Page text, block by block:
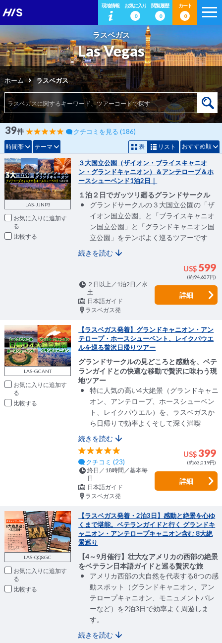
現地情報
お気に入り
0
閲覧履歴
0
カート
0
ラスベガス
Las Vegas
ホーム ラスベガス
時間帯 テーマ
39件 クチコミを見る (186)
表 リスト おすすめ順
LAS-JJNP3
お気に入りに追加
比較
３大国立公園（ザイオン・ブライスキャニオ
ン・グランドキャニオン）＆アンテロープ＆ホ
ースシューベンド1泊2日｜
１泊２日でガッツリ廻るグランドサークル
グランドサークルの３大国立公園の「ザ
イオン国立公園」と「ブライスキャニオ
ン国立公園」と「グランドキャニオン国
立公園」をテンポよく巡るツアーです
続きを読む
US$ 599
(約94,607円)
２日以上／1泊2日／水
土
日本語ガイド
ラスベガス発
詳細
LAS-GCANT
お気に入りに追加
比較
【ラスベガス発着】グランドキャニオン・アン
テロープ・ホースシューベント、レイクパウエ
ルを巡る贅沢日帰りツアー
グランドサークルの見どころと感動を、ベテ
ランガイドとの快適な移動で贅沢に味わう現
地ツアー
特に人気の高い4大絶景（グランドキャニ
オン、アンテロープ、ホースシューベン
ト、レイクパウエル）を、ラスベガスか
ら日帰りで効率よくそして深く満喫
続きを読む
US$399
(約63,019円)
クチコミ (23)
終日／18時間／基本毎
日
日本語ガイド
ラスベガス発
詳細
LAS-QQ8GC
お気に入りに追加
比較
【ラスベガス発着・2泊3日】感動と絶景を心ゆ
くまで堪能。ベテランガイドと行く グランドキ
ャニオン・アンテロープキャニオン含む 8大絶
景巡り
【4～9月催行】壮大なアメリカの西部の絶景
をベテラン日本語ガイドと巡る贅沢な旅
アメリカ西部の大自然を代表する8つの感
動スポット（グランドキャニオン、アン
テロープキャニオン、モニュメントバレ
ーなど）を2泊3日で効率よく周遊しま
す。
続きを読む